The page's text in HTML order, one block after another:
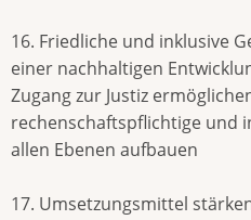
16. Friedliche und inklusive
einer nachhaltigen
Zugang zur Justiz
rechenschaftspflichtige und
allen Ebenen aufbauen
17. Umsetzungsmittel